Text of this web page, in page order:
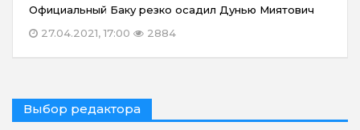
Официальный Баку резко осадил Дунью Миятович
27.04.2021, 17:00
2884
Выбор редактора